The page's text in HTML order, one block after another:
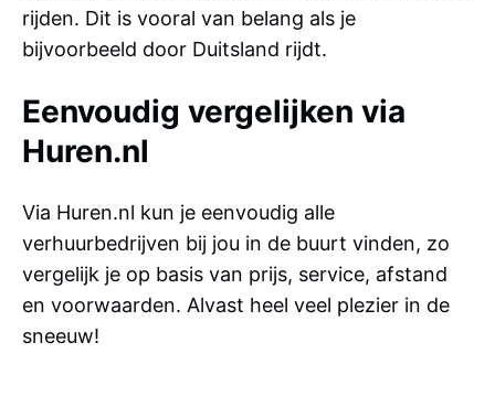
rijden. Dit is vooral van belang als je
bijvoorbeeld door Duitsland rijdt.
Eenvoudig vergelijken via
Huren.nl
Via Huren.nl kun je eenvoudig alle
verhuurbedrijven bij jou in de buurt vinden, zo
vergelijk je op basis van prijs, service, afstand
en voorwaarden. Alvast heel veel plezier in de
sneeuw!